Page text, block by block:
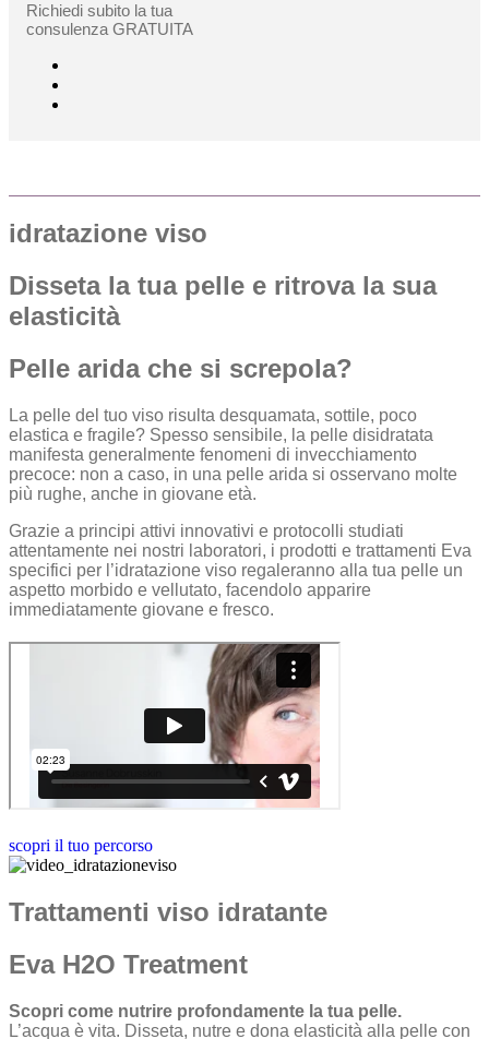
Richiedi subito la tua
consulenza GRATUITA
idratazione viso
Disseta la tua pelle e ritrova la sua
elasticità
Pelle arida che si screpola?
La pelle del tuo viso risulta desquamata, sottile, poco
elastica e fragile? Spesso sensibile, la pelle disidratata
manifesta generalmente fenomeni di invecchiamento
precoce: non a caso, in una pelle arida si osservano molte
più rughe, anche in giovane età.
Grazie a principi attivi innovativi e protocolli studiati
attentamente nei nostri laboratori, i prodotti e trattamenti Eva
specifici per l’idratazione viso regaleranno alla tua pelle un
aspetto morbido e vellutato, facendolo apparire
immediatamente giovane e fresco.
scopri il tuo percorso
Trattamenti viso idratante
Eva H2O Treatment
Scopri come nutrire profondamente la tua pelle.
L’acqua è vita. Disseta, nutre e dona elasticità alla pelle con